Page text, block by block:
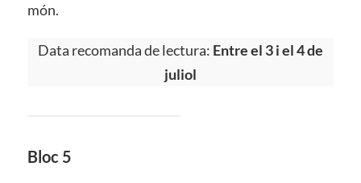
món.
Data recomanda de lectura: Entre el 3 i el 4 de
juliol
Bloc 5